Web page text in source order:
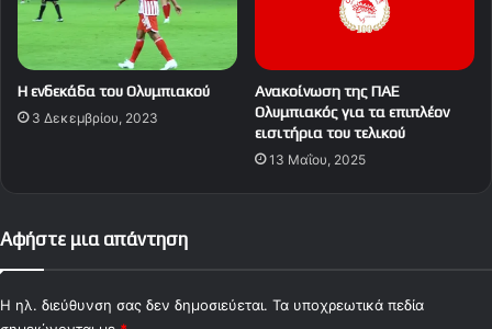
Η ενδεκάδα του Ολυμπιακού
3 Δεκεμβρίου, 2023
Ανακοίνωση της ΠΑΕ
Ολυμπιακός για τα επιπλέον
εισιτήρια του τελικού
13 Μαΐου, 2025
Αφήστε μια απάντηση
Η ηλ. διεύθυνση σας δεν δημοσιεύεται. Τα υποχρεωτικά πεδία